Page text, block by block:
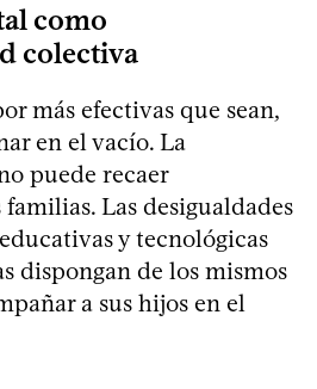
como
colectiva
más efectivas que sean,
en el vacío. La
puede recaer
Las desigualdades
y tecnológicas
dispongan de los mismos
a sus hijos en el